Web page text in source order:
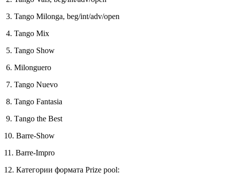
3. Tango Milonga, beg/int/adv/open
4. Tango Mix
5. Tango Show
6. Milonguero
7. Tango Nuevo
8. Tango Fantasia
9. Тango the Best
10. Barre-Show
11. Barre-Impro
12. Категории формата Prize pool: